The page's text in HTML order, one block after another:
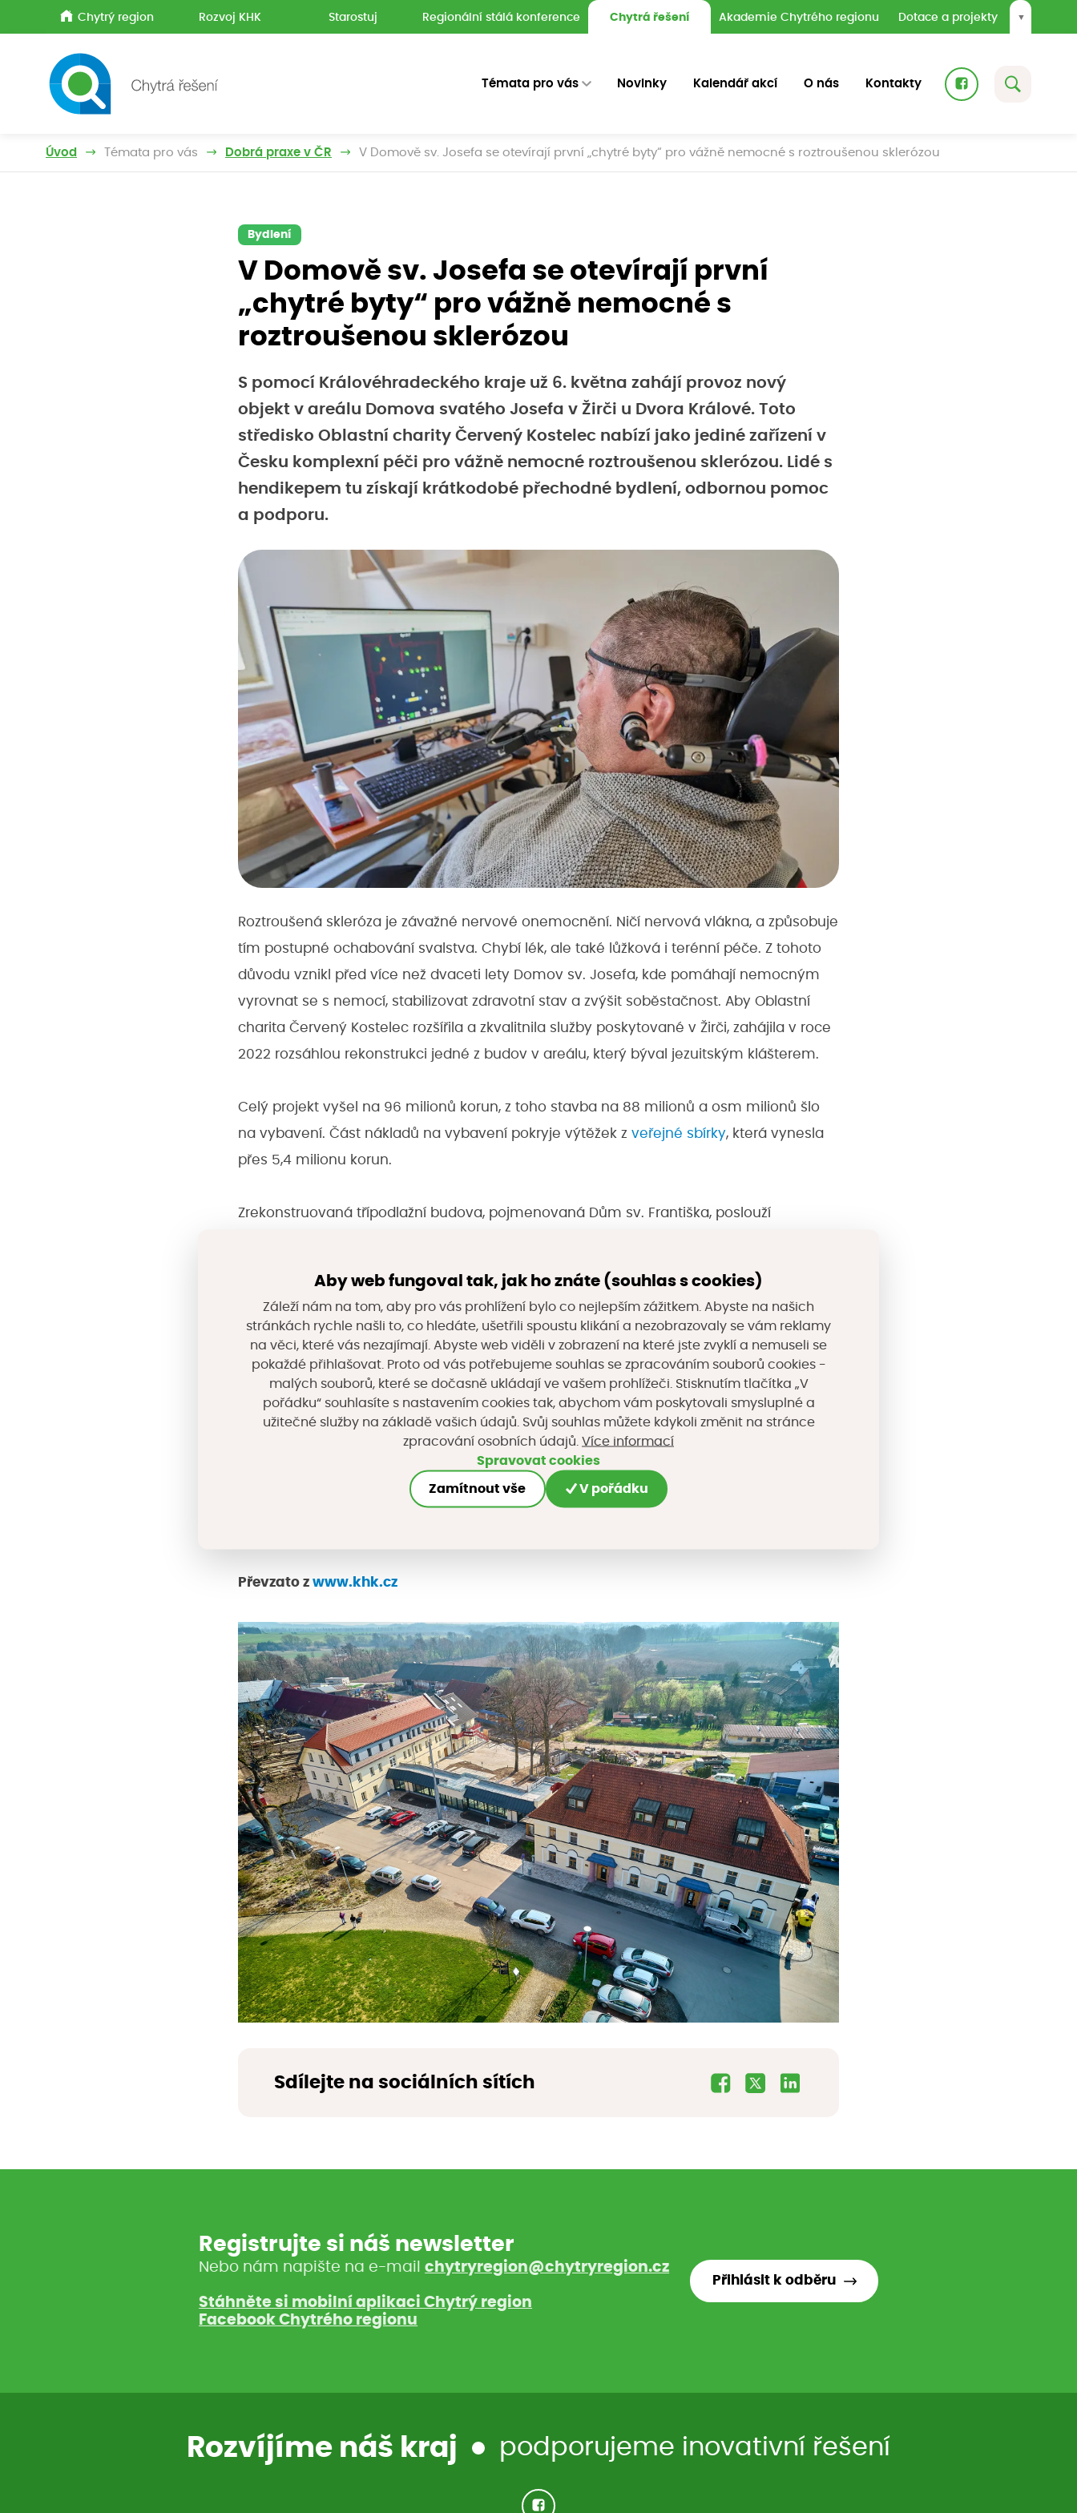
Chytrý region Rozvoj KHK Starostuj Regionální stálá konference Chytrá řešení Akademie Chytrého regionu Dotace a projekty ▼
Témata pro vás Novinky Kalendář akcí O nás Kontakty
Úvod Témata pro vás Dobrá praxe v ČR V Domově sv. Josefa se otevírají první „chytré byty“ pro vážně nemocné s roztroušenou sklerózou
Bydlení
V Domově sv. Josefa se otevírají první
„chytré byty“ pro vážně nemocné s
roztroušenou sklerózou
S pomocí Královéhradeckého kraje už 6. května zahájí provoz nový
objekt v areálu Domova svatého Josefa v Žirči u Dvora Králové. Toto
středisko Oblastní charity Červený Kostelec nabízí jako jediné zařízení v
Česku komplexní péči pro vážně nemocné roztroušenou sklerózou. Lidé s
hendikepem tu získají krátkodobé přechodné bydlení, odbornou pomoc
a podporu.
Roztroušená skleróza je závažné nervové onemocnění. Ničí nervová vlákna, a způsobuje
tím postupné ochabování svalstva. Chybí lék, ale také lůžková i terénní péče. Z tohoto
důvodu vznikl před více než dvaceti lety Domov sv. Josefa, kde pomáhají nemocným
vyrovnat se s nemocí, stabilizovat zdravotní stav a zvýšit soběstačnost. Aby Oblastní
charita Červený Kostelec rozšířila a zkvalitnila služby poskytované v Žirči, zahájila v roce
2022 rozsáhlou rekonstrukci jedné z budov v areálu, který býval jezuitským klášterem.
Celý projekt vyšel na 96 milionů korun, z toho stavba na 88 milionů a osm milionů šlo
na vybavení. Část nákladů na vybavení pokryje výtěžek z veřejné sbírky, která vynesla
přes 5,4 milionu korun.
Zrekonstruovaná třípodlažní budova, pojmenovaná Dům sv. Františka, poslouží
přičemž „chytré“ jsou tři z nich. Ty jsou vybavené chytrými a asistivními technologiemi,
které umožní klientům ovládat domácnost v případě, že mají omezenou hybnost
končetin.
V přízemí budovy se nachází Centrum informačních technologií a alternativní
komunikace (CITAK), vodoléčba a ergoterapie. V prvním patře je sesterna, společenská
místnost a pokoje pro klienty odlehčovací služby.
nabídne ročně 1225 hodin cvičení a poradenství až 200 klientům a
Převzato z www.khk.cz
Sdílejte na sociálních sítích
Registrujte si náš newsletter
Nebo nám napište na e-mailchytryregion@chytryregion.cz
Stáhněte si mobilní aplikaci Chytrý region
Facebook Chytrého regionu
Přihlásit k odběru
Rozvíjíme náš kraj podporujeme inovativní řešení
Aby web fungoval tak, jak ho znáte (souhlas s cookies)
Záleží nám na tom, aby pro vás prohlížení bylo co nejlepším zážitkem. Abyste na našich
stránkách rychle našli to, co hledáte, ušetřili spoustu klikání a nezobrazovaly se vám reklamy
na věci, které vás nezajímají. Abyste web viděli v zobrazení na které jste zvyklí a nemuseli se
pokaždé přihlašovat. Proto od vás potřebujeme souhlas se zpracováním souborů cookies -
malých souborů, které se dočasně ukládají ve vašem prohlížeči. Stisknutím tlačítka „V
pořádku“ souhlasíte s nastavením cookies tak, abychom vám poskytovali smysluplné a
užitečné služby na základě vašich údajů. Svůj souhlas můžete kdykoli změnit na stránce
zpracování osobních údajů. Více informací
Spravovat cookies
Zamítnout vše V pořádku